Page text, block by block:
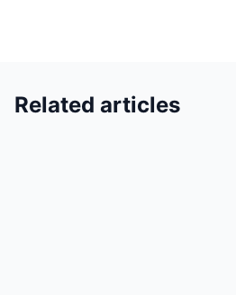
Related articles